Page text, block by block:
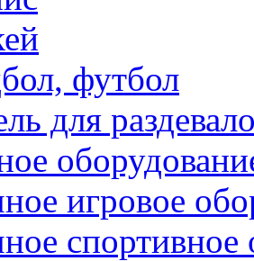
футбол
для
игровое
спортивное